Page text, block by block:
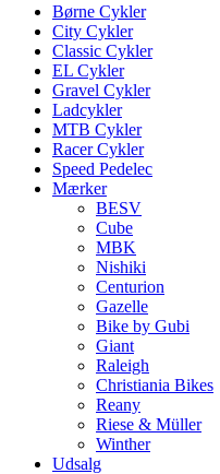
search
Menu
Børne Cykler
City Cykler
Classic Cykler
EL Cykler
Gravel Cykler
Ladcykler
MTB Cykler
Racer Cykler
Speed Pedelec
Mærker
BESV
Cube
MBK
Nishiki
Centurion
Gazelle
Bike by Gubi
Giant
Raleigh
Christiania Bikes
Reany
Riese & Müller
Winther
Udsalg